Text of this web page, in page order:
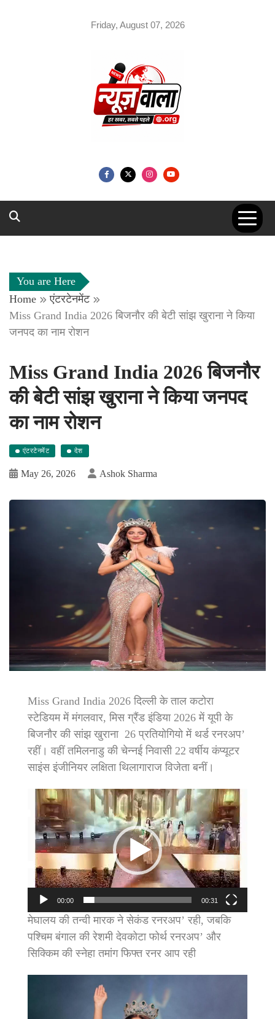
Friday, August 07, 2026
You are Here
Home
एंटरटेनमेंट
Miss Grand India 2026 बिजनौर की बेटी सांझ खुराना ने किया
जनपद का नाम रोशन
Miss Grand India 2026 बिजनौर
की बेटी सांझ खुराना ने किया जनपद
का नाम रोशन
एंटरटेनमेंट देश
May 26, 2026 Ashok Sharma
Miss Grand India 2026 दिल्ली के ताल कटोरा
स्टेडियम में मंगलवार, मिस ग्रैंड इंडिया 2026 में यूपी के
बिजनौर की सांझ खुराना 26 प्रतियोगियो में थर्ड रनरअप’
रहीं। वहीं तमिलनाडु की चेन्नई निवासी 22 वर्षीय कंप्यूटर
साइंस इंजीनियर लक्षिता थिलागाराज विजेता बनीं।
Video
Player
00:00 00:31
मेघालय की तन्वी मारक ने सेकंड रनरअप’ रही, जबकि
पश्चिम बंगाल की रेशमी देवकोटा फोर्थ रनरअप’ और
सिक्किम की स्नेहा तमांग फिफ्त रनर आप रही